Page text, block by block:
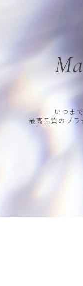
いつま
最高品質のプラ